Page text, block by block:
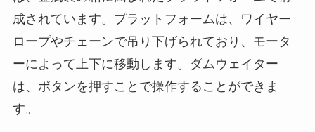
成されています。プラットフォームは、ワイヤー
ロープやチェーンで吊り下げられており、モータ
ーによって上下に移動します。ダムウェイター
は、ボタンを押すことで操作することができま
す。